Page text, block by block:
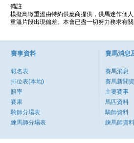
備註
模擬鳥瞰重溫由特約供應商提供，供馬迷作個
重溫片段出現偏差。本會已盡一切努力務求有
賽事資料
報名表
排位表(本地)
賠率
賽果
騎師分場表
練馬師分場表
賽馬消息
賽馬消息
賽馬新聞
主要賽事
馬匹資料
騎師資料
練馬師資料